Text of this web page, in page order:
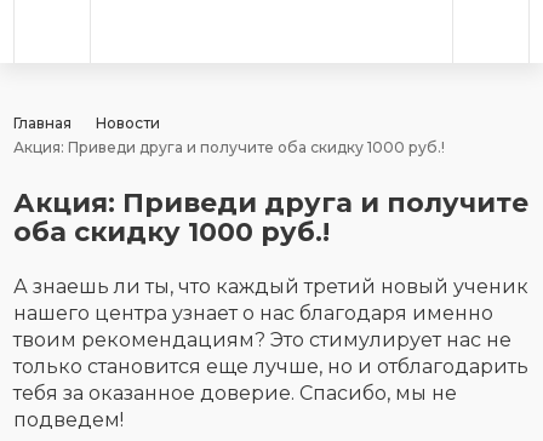
Главная
Новости
Акция: Приведи друга и получите оба скидку 1000 руб.!
Акция: Приведи друга и получите
оба скидку 1000 руб.!
А знаешь ли ты, что каждый третий новый ученик
нашего центра узнает о нас благодаря именно
твоим рекомендациям? Это стимулирует нас не
только становится еще лучше, но и отблагодарить
тебя за оказанное доверие. Спасибо, мы не
подведем!